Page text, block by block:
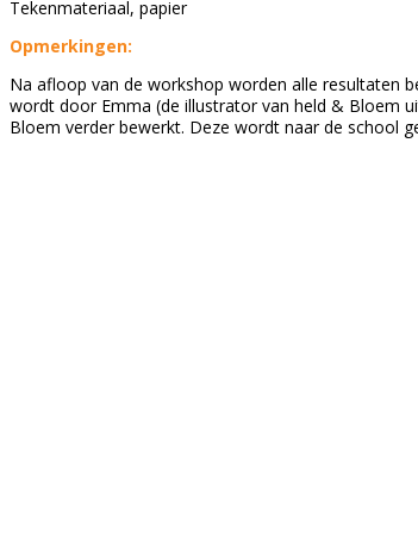
Tekenmateriaal, papier
Opmerkingen:
Na afloop van de workshop worden alle resultaten
wordt door Emma (de illustrator van held & Bloem
Bloem verder bewerkt. Deze wordt naar de school